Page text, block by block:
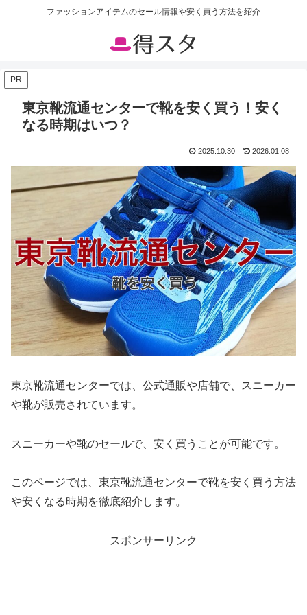
ファッションアイテムのセール情報や安く買う方法を紹介
PR
東京靴流通センターで靴を安く買う！安く
なる時期はいつ？
2025.10.30 2026.01.08
東京靴流通センターでは、公式通販や店舗で、スニーカー
や靴が販売されています。
スニーカーや靴のセールで、安く買うことが可能です。
このページでは、東京靴流通センターで靴を安く買う方法
や安くなる時期を徹底紹介します。
スポンサーリンク